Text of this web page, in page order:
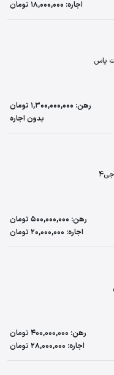
اجاره: 18,000,000 تومان
رهن: 1,300,000,000 تومان
بدون اجاره
رهن: 500,000,000 تومان
اجاره: 20,000,000 تومان
رهن: 400,000,000 تومان
اجاره: 28,000,000 تومان